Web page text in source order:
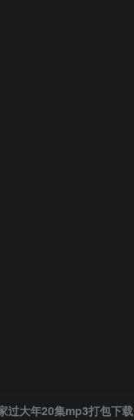
过大年20集mp3打包下载